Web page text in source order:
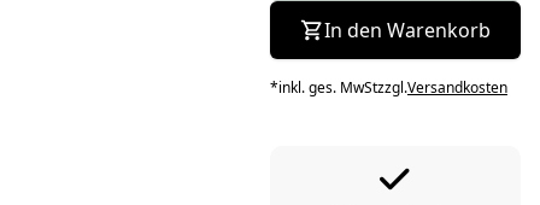
In den Warenkorb
*inkl. ges. MwStzzgl.Versandkosten